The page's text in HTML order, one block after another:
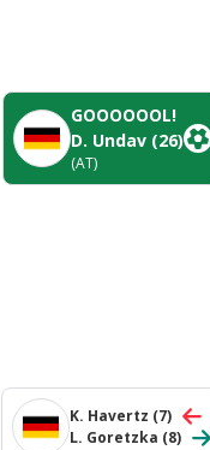
GOOOOOOL!
D. Undav (26)
(AT)
K. Havertz (7)
L. Goretzka (8)